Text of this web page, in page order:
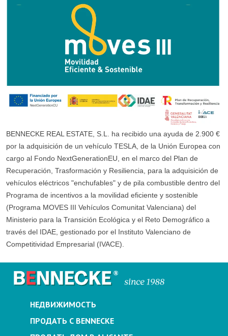
BENNECKE REAL ESTATE, S.L. ha recibido una ayuda de 2.900 €
por la adquisición de un vehículo TESLA, de la Unión Europea con
cargo al Fondo NextGenerationEU, en el marco del Plan de
Recuperación, Trasformación y Resiliencia, para la adquisición de
vehículos eléctricos "enchufables" y de pila combustible dentro del
Programa de incentivos a la movilidad eficiente y sostenible
(Programa MOVES III Vehículos Comunitat Valenciana) del
Ministerio para la Transición Ecológica y el Reto Demográfico a
través del IDAE, gestionado por el Instituto Valenciano de
Competitividad Empresarial (IVACE).
НЕДВИЖИМОСТЬ
ПРОДАТЬ С BENNECKE